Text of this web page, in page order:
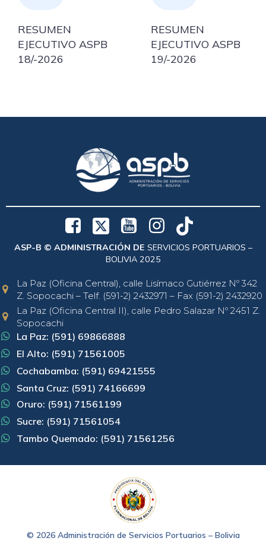
RESUMEN
EJECUTIVO ASPB
18/-2026
RESUMEN
EJECUTIVO ASPB
19/-2026
ASP-B © ADMINISTRACIÓN DE SERVICIOS PORTUARIOS –
BOLIVIA 2025
La Paz (Oficina Central), calle Lisímaco Gutiérrez Nº 342
Z. Sopocachi – Telf. (591-2) 2432971 – Fax (591-2) 2432920
La Paz (Oficina Central II), calle Pedro Salazar Nº 2451 Z.
Sopocachi
La Paz: (591) 69866888
El Alto: (591) 71561005
Cochabamba: (591) 69421555
Santa Cruz: (591) 74166699
Oruro: (591) 71561199
Sucre: (591) 71561054
Tambo Quemado: (591) 71561256
© 2026 Administración de Servicios Portuarios – Bolivia